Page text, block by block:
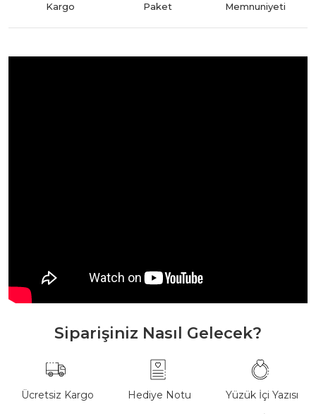
Kargo
Paket
Memnuniyeti
Siparişiniz Nasıl Gelecek?
Ücretsiz Kargo Hediye Notu Yüzük İçi Yazısı